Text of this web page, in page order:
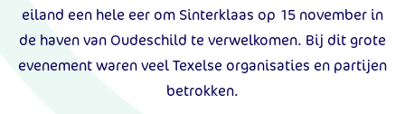
eiland een hele eer om Sinterklaas op 15 november in
de haven van Oudeschild te verwelkomen. Bij dit grote
evenement waren veel Texelse organisaties en partijen
betrokken.